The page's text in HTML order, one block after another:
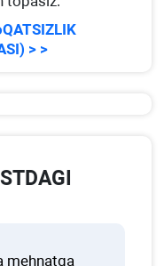
> >
mehnatga